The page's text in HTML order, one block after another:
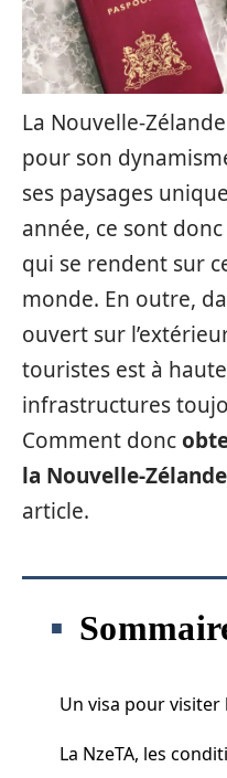
La Nouvelle-
pour son
ses paysages
année, ce sont
qui se rendent sur
monde. En outre,
ouvert sur
touristes est à
infrastructures
Comment donc
la Nouvelle-
article.
Un visa pour visiter
La NzeTA, les